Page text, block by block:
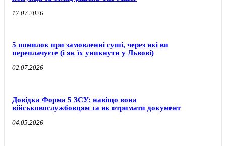
17.07.2026
5 помилок при замовленні суші, через які ви
переплачуєте (і як їх уникнути у Львові)
02.07.2026
Довідка Форма 5 ЗСУ: навіщо вона
військовослужбовцям та як отримати документ
04.05.2026